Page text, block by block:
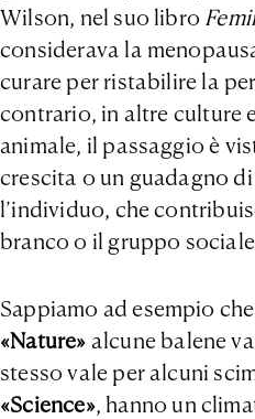
Wilson, nel suo libro
considerava la
curare per ristabilire la
contrario, in altre culture
animale, il passaggio è
crescita o un guadagno
l’individuo, che
branco o il gruppo
Sappiamo ad esempio
«Nature» alcune balene
stesso vale per alcuni
«Science», hanno un